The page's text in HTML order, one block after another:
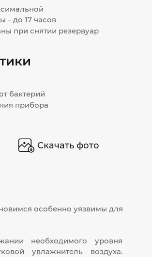
– до 17 часов
при снятии резервуар
бактерий
прибора
Скачать фото
особенно уязвимы для
необходимого уровня
увлажнитель воздуха.